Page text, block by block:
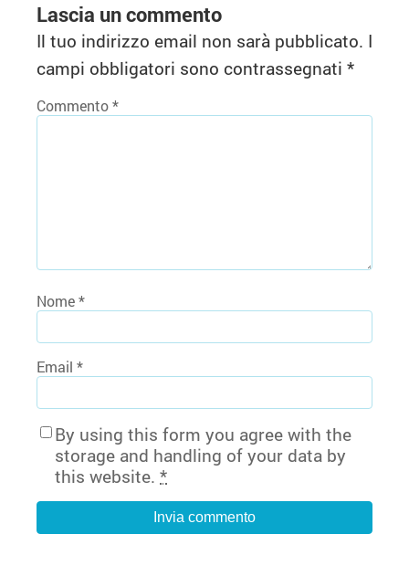
Lascia un commento
Il tuo indirizzo email non sarà pubblicato. I
campi obbligatori sono contrassegnati *
Commento*
Nome*
Email *
By using this form you agree with the
storage and handling of your data by
this website. *